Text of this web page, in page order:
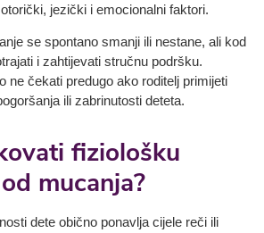
jezički i emocionalni faktori.
se spontano smanji ili nestane, ali kod
i zahtijevati stručnu podršku.
ne čekati predugo ako roditelj primijeti
ili zabrinutosti deteta.
fiziološku
mucanja?
dete obično ponavlja cijele reči ili